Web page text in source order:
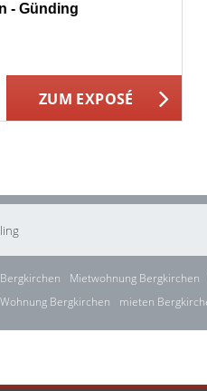
- Günding
ZUM EXPOSÉ
Mietwohnung Bergkirchen
Wohnung Bergkirchen mieten